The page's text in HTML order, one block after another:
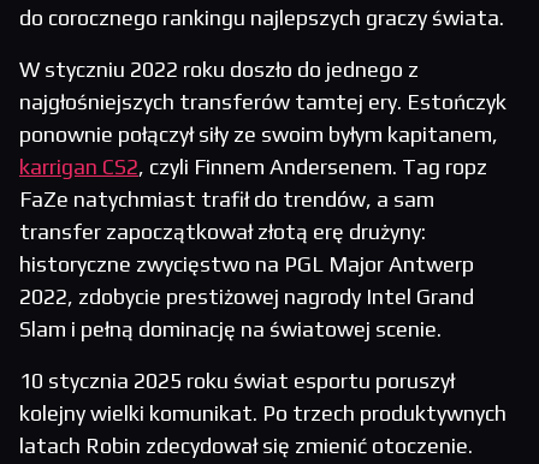
do corocznego rankingu najlepszych graczy świata.
W styczniu 2022 roku doszło do jednego z
najgłośniejszych transferów tamtej ery. Estończyk
ponownie połączył siły ze swoim byłym kapitanem,
karrigan CS2, czyli Finnem Andersenem. Tag ropz
FaZe natychmiast trafił do trendów, a sam
transfer zapoczątkował złotą erę drużyny:
historyczne zwycięstwo na PGL Major Antwerp
2022, zdobycie prestiżowej nagrody Intel Grand
Slam i pełną dominację na światowej scenie.
10 stycznia 2025 roku świat esportu poruszył
kolejny wielki komunikat. Po trzech produktywnych
latach Robin zdecydował się zmienić otoczenie.